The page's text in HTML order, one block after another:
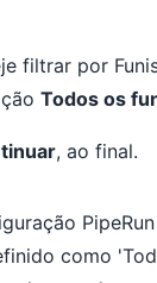
filtrar por
Todos os
, ao final.